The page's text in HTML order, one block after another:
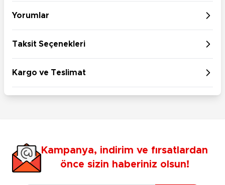
Yorumlar
Taksit Seçenekleri
Kargo ve Teslimat
Kampanya, indirim ve fırsatlardan
önce sizin haberiniz olsun!